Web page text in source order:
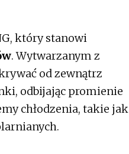
który stanowi
. Wytwarzanym z
od zewnątrz
odbijając promienie
chłodzenia, takie jak